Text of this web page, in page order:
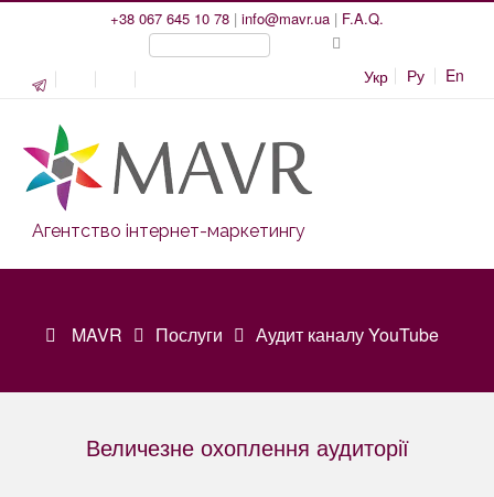
+38 067 645 10 78 | info@mavr.ua | F.A.Q.
Укр Ру En
Агентство інтернет-маркетингу
MAVR Послуги Аудит каналу YouTube
Величезне охоплення аудиторії